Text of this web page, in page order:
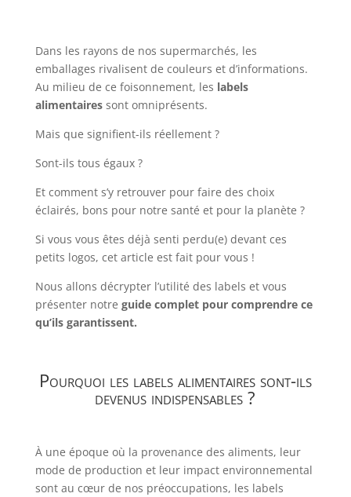
Dans les rayons de nos supermarchés, les
emballages rivalisent de couleurs et d’informations.
Au milieu de ce foisonnement, les labels
alimentairessont omniprésents.
Mais que signifient-ils réellement ?
Sont-ils tous égaux ?
Et comment s’y retrouver pour faire des choix
éclairés, bons pour notre santé et pour la planète ?
Si vous vous êtes déjà senti perdu(e) devant ces
petits logos, cet article est fait pour vous !
Nous allons décrypter l’utilité des labels et vous
présenter notre guide complet pour comprendre ce
qu’ils garantissent.
Pourquoi les labels alimentaires sont-ils
devenus indispensables ?
À une époque où la provenance des aliments, leur
mode de production et leur impact environnemental
sont au cœur de nos préoccupations, les labels